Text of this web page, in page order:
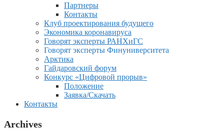
Партнеры
Контакты
Клуб проектирования будущего
Экономика коронавируса
Говорят эксперты РАНХиГС
Говорят эксперты Финуниверситета
Арктика
Гайдаровский форум
Конкурс «Цифровой прорыв»
Положение
Заявка/Скачать
Контакты
Archives